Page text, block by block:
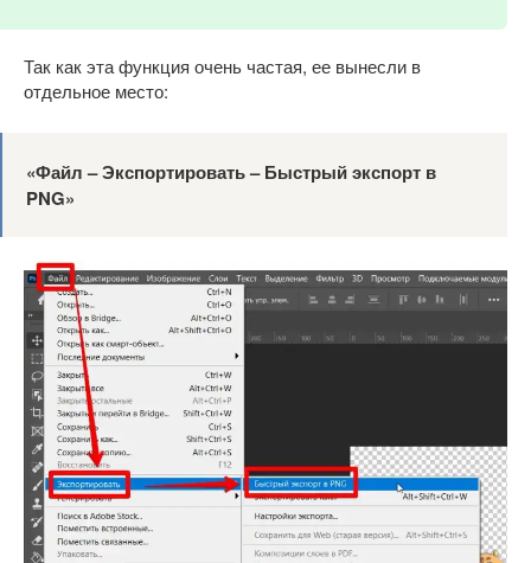
Так как эта функция очень частая, ее вынесли в
отдельное место:
«Файл – Экспортировать – Быстрый экспорт в
PNG»